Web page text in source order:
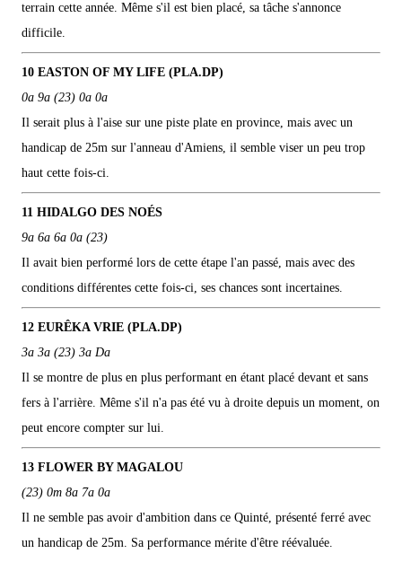
terrain cette année. Même s'il est bien placé, sa tâche s'annonce
difficile.
10 EASTON OF MY LIFE (PLA.DP)
0a 9a (23) 0a 0a
Il serait plus à l'aise sur une piste plate en province, mais avec un
handicap de 25m sur l'anneau d'Amiens, il semble viser un peu trop
haut cette fois-ci.
11 HIDALGO DES NOÉS
9a 6a 6a 0a (23)
Il avait bien performé lors de cette étape l'an passé, mais avec des
conditions différentes cette fois-ci, ses chances sont incertaines.
12 EURÊKA VRIE (PLA.DP)
3a 3a (23) 3a Da
Il se montre de plus en plus performant en étant placé devant et sans
fers à l'arrière. Même s'il n'a pas été vu à droite depuis un moment, on
peut encore compter sur lui.
13 FLOWER BY MAGALOU
(23) 0m 8a 7a 0a
Il ne semble pas avoir d'ambition dans ce Quinté, présenté ferré avec
un handicap de 25m. Sa performance mérite d'être réévaluée.